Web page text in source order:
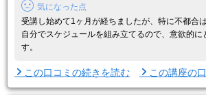
気になった点
受講し始めて1ヶ月が経ちましたが、特に不都合は
自分でスケジュールを組み立てるので、意欲的に
す。
この口コミの続きを読む この講座の